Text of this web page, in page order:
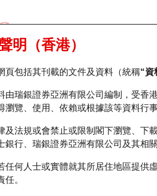
證 美股指數產品 輪證市場統計
明（香港）
頁包括其刊載的文件及資料（統稱“資
由瑞銀證券亞洲有限公司編制，受香
瀏覽、使用、依賴或根據該等資料行
及法規或會禁止或限制閣下瀏覽、下
銀行、瑞銀證券亞洲有限公司及其相
任何人士或實體就其所居住地區提供
任。
分析儀
貨統計 比較